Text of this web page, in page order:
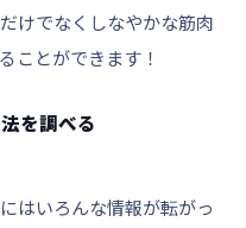
けでなくしなやかな筋肉
ことができます！
を調べる
はいろんな情報が転がっ